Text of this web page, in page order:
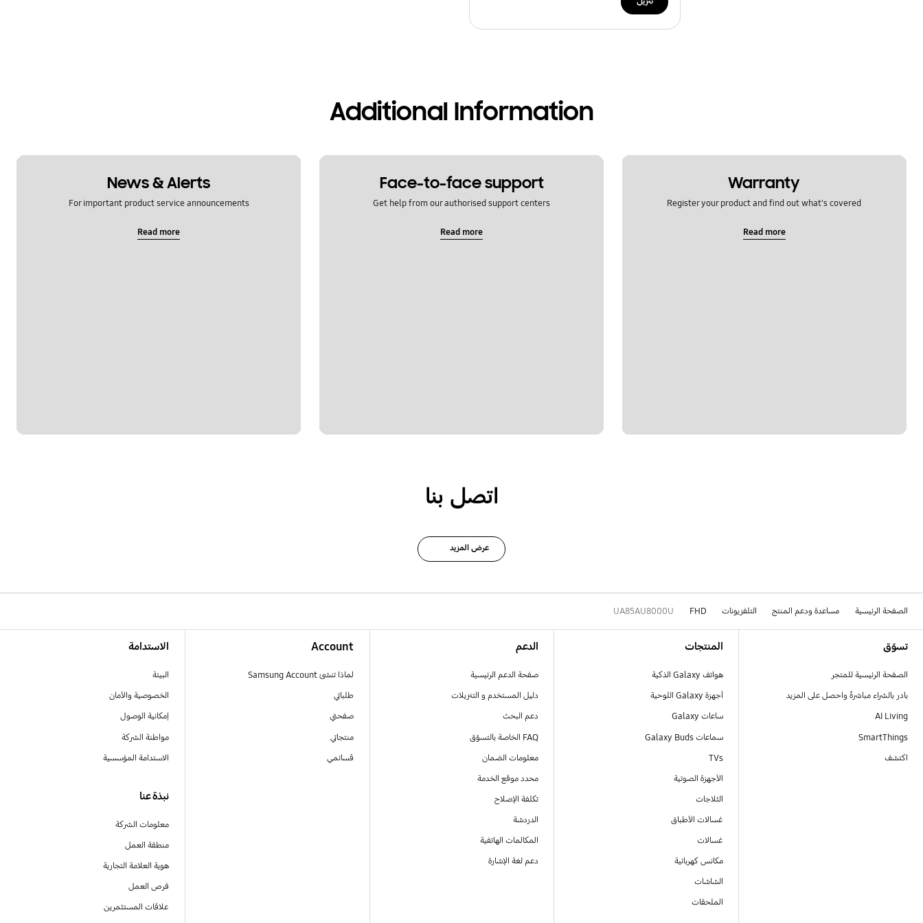
Additional Information
Warranty
Register your product and find out what's covered
Read more
Face-to-face support
Get help from our authorised support centers
Read more
News & Alerts
For important product service announcements
Read more
اتصل بنا
عرض المزيد
الصفحة الرئيسية مساعدة ودعم المنتج التلفزيونات FHD
UA85AU8000U
تسوّق
الصفحة الرئيسية للمتجر
بادر بالشراء مباشرةً واحصل على المزيد
AI Living
SmartThings
اكتشف
المنتجات
هواتف Galaxy الذكية
أجهزة Galaxy اللوحية
ساعات Galaxy
سماعات Galaxy Buds
TVs
الأجهزة الصوتية
الثلاجات
غسالات الأطباق
غسالات
مكانس كهربائية
الشاشات
الملحقات
الدعم
صفحة الدعم الرئيسية
دليل المستخدم و التنزيلات
دعم البحث
FAQ الخاصة بالتسوّق
معلومات الضمان
محدد موقع الخدمة
تكلفة الإصلاح
الدردشة
المكالمات الهاتفية
دعم لغة الإشارة
Account
لماذا تنشئ Samsung Account
طلباتي
صفحتي
منتجاتي
قسائمي
الاستدامة
البيئة
الخصوصية والأمان
إمكانية الوصول
مواطنة الشركة
الاستدامة المؤسسية
نبذة عنا
معلومات الشركة
منطقة العمل
هوية العلامة التجارية
فرص العمل
علاقات المستثمرين